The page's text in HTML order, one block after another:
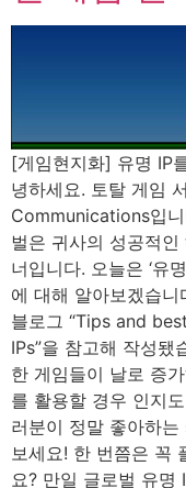
[게임현지화] 유명
녕하세요. 토탈 게임
Communications입
벌은 귀사의 성공적
너입니다. 오늘은 ‘유
에 대해 알아보겠습
블로그 “Tips and
IPs”을 참고해 작성
한 게임들이 날로 증
를 활용할 경우 인지
러분이 정말 좋아하
보세요! 한 번쯤은 꼭
요? 만일 글로벌 유명